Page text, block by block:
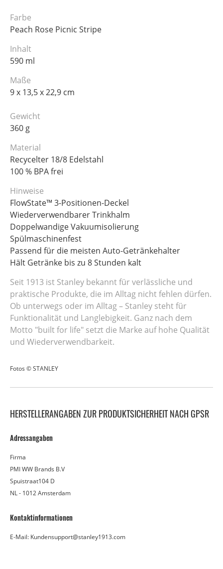
Farbe
Peach Rose Picnic Stripe
Inhalt
590 ml
Maße
9 x 13,5 x 22,9 cm
Gewicht
360 g
Material
Recycelter 18/8 Edelstahl
100 % BPA frei
Hinweise
FlowState™ 3-Positionen-Deckel
Wiederverwendbarer Trinkhalm
Doppelwandige Vakuumisolierung
Spülmaschinenfest
Passend für die meisten Auto-Getränkehalter
Hält Getränke bis zu 8 Stunden kalt
Seit 1913 ist Stanley bekannt für verlässliche und
praktische Produkte, die im Alltag nicht fehlen dürfen.
Ob unterwegs oder im Alltag – Stanley steht für
Funktionalität und Langlebigkeit. Ganz nach dem
Motto "built for life" setzt die Marke auf hohe Qualität
und Wiederverwendbarkeit.
Fotos © STANLEY
HERSTELLERANGABEN ZUR PRODUKTSICHERHEIT NACH GPSR
Adressangaben
Firma
PMI WW Brands B.V
Spuistraat104 D
NL - 1012 Amsterdam
Kontaktinformationen
E-Mail: Kundensupport@stanley1913.com